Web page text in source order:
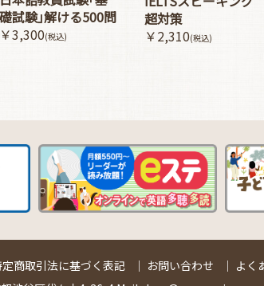
礎試験｣解ける500問
￥3,300(税込)
超対策
￥2,310(税込)
商取引法に基づく表記 ｜ お問い合わせ ｜ よく